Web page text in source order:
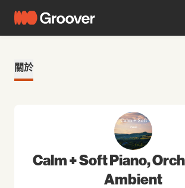
關於
Calm + Soft Piano,
Ambient